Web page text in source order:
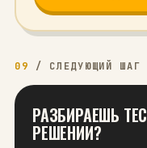
09 / СЛЕДУЮЩИЙ ШАГ
РАЗБИРАЕШЬ
РЕШЕНИИ?